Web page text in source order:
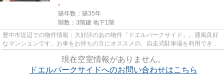
-
築年数：築35年
階数：3階建 地下1階
豊中市近辺での物件情報：大好評のあの物件「ドエルパークサイド」。通風良好
なマンションです。お車をお持ちの方にオススメの、自走式駐車場を利用できる
現在空室情報がありません。
ドエルパークサイドへのお問い合わせはこちら